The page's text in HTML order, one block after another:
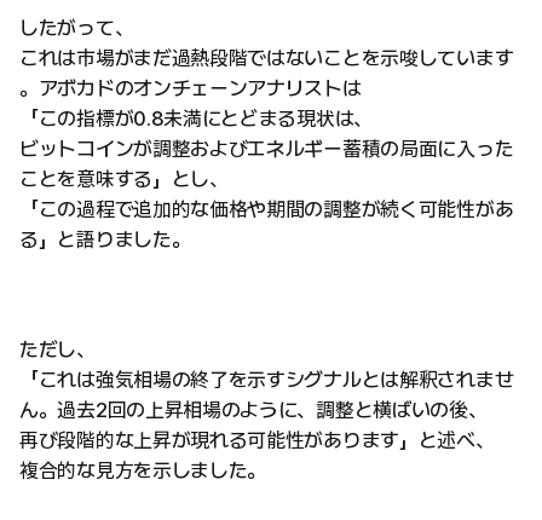
したがって、
これは市場がまだ過熱段階ではないことを示唆しています
。アボカドのオンチェーンアナリストは
「この指標が0.8未満にとどまる現状は、
ビットコインが調整およびエネルギー蓄積の局面に入った
ことを意味する」とし、
「この過程で追加的な価格や期間の調整が続く可能性があ
る」と語りました。
ただし、
「これは強気相場の終了を示すシグナルとは解釈されませ
ん。過去2回の上昇相場のように、調整と横ばいの後、
再び段階的な上昇が現れる可能性があります」と述べ、
複合的な見方を示しました。